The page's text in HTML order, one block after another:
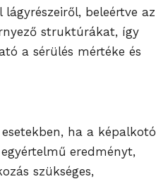
beleértve az
struktúrákat, így
a sérülés mértéke és
esetekben, ha a képalkotó
eredményt,
szükséges,